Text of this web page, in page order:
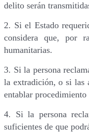
delito serán
2. Si el Estado
considera que, por
humanitarias.
3. Si la persona
la extradición, o si las
entablar
4. Si la persona
suficientes de que